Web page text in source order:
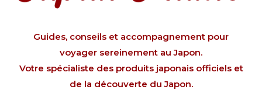
Guides, conseils et accompagnement pour
voyager sereinement au Japon.
Votre spécialiste des produits japonais officiels et
de la découverte du Japon.